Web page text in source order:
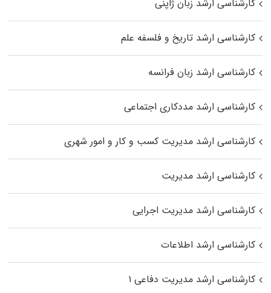
کارشناسی ارشد زبان ژاپنی
کارشناسی ارشد تاریخ و فلسفه علم
کارشناسی ارشد زبان فرانسه
کارشناسی ارشد مددکاری اجتماعی
کارشناسی ارشد مدیریت کسب و کار و امور شهری
کارشناسی ارشد مدیریت
کارشناسی ارشد مدیریت اجرایی
کارشناسی ارشد اطلاعات
کارشناسی ارشد مدیریت دفاعی ۱